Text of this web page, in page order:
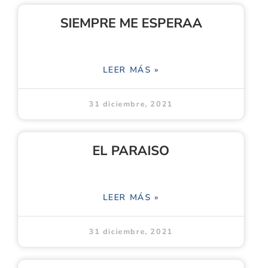
SIEMPRE ME ESPERAA
LEER MÁS »
31 diciembre, 2021
EL PARAISO
LEER MÁS »
31 diciembre, 2021